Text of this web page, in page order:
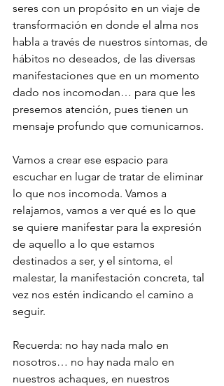
seres con un propósito en un viaje de
transformación en donde el alma nos
habla a través de nuestros síntomas, de
hábitos no deseados, de las diversas
manifestaciones que en un momento
dado nos incomodan… para que les
presemos atención, pues tienen un
mensaje profundo que comunicarnos.
Vamos a crear ese espacio para
escuchar en lugar de tratar de eliminar
lo que nos incomoda. Vamos a
relajarnos, vamos a ver qué es lo que
se quiere manifestar para la expresión
de aquello a lo que estamos
destinados a ser, y el síntoma, el
malestar, la manifestación concreta, tal
vez nos estén indicando el camino a
seguir.
Recuerda: no hay nada malo en
nosotros… no hay nada malo en
nuestros achaques, en nuestros